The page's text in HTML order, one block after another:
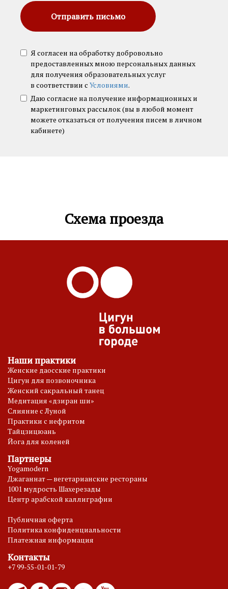
Отправить письмо
Я согласен на обработку добровольно
предоставленных мною персональных данных
для получения образовательных услуг
в соответствии с Условиями.
Даю согласие на получение информационных и
маркетинговых рассылок (вы в любой момент
можете отказаться от получения писем в личном
кабинете)
Схема проезда
Наши практики
Женские даосские практики
Цигун для позвоночника
Женский сакральный танец
Медитация «дзиран ши»
Слияние с Луной
Практики с нефритом
Тайцзицюань
Йога для коленей
Партнеры
Yogamodern
Джаганнат — вегетарианские рестораны
1001 мудрость Шахерезады
Центр арабской каллиграфии
Публичная оферта
Политика конфиденциальности
Платежная информация
Контакты
+7 99-55-01-01-79